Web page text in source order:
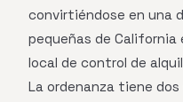
convirtiéndose en una
pequeñas de California
local de control de
La ordenanza tiene